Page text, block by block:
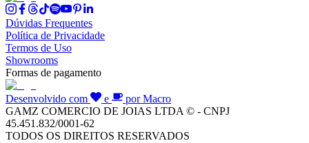
Dúvidas Frequentes
Política de Privacidade
Termos de Uso
Showrooms
Formas de pagamento
Desenvolvido com e
por Macro
GAMZ COMERCIO DE JOIAS LTDA © - CNPJ
45.451.832/0001-62
TODOS OS DIREITOS RESERVADOS